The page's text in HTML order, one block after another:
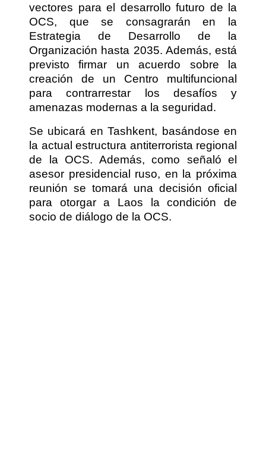
vectores para el desarrollo futuro de la
OCS, que se consagrarán en la
Estrategia de Desarrollo de la
Organización hasta 2035. Además, está
previsto firmar un acuerdo sobre la
creación de un Centro multifuncional
para contrarrestar los desafíos y
amenazas modernas a la seguridad.
Se ubicará en Tashkent, basándose en
la actual estructura antiterrorista regional
de la OCS. Además, como señaló el
asesor presidencial ruso, en la próxima
reunión se tomará una decisión oficial
para otorgar a Laos la condición de
socio de diálogo de la OCS.